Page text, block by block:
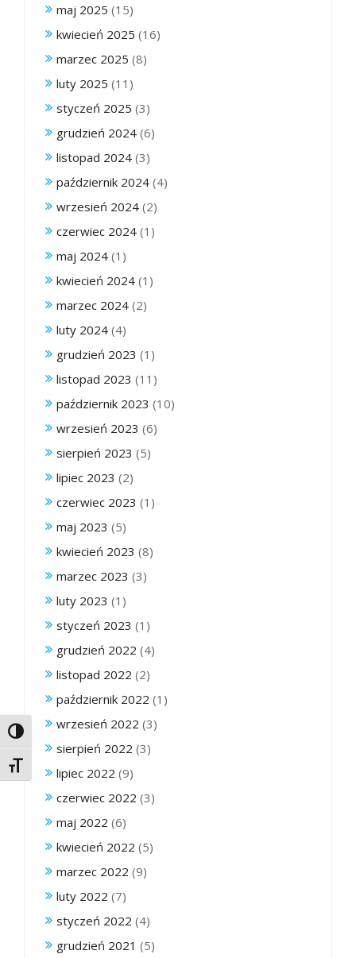
Toggle High Contrast
Toggle Font size
maj 2025 (15)
kwiecień 2025 (16)
marzec 2025 (8)
luty 2025 (11)
styczeń 2025 (3)
grudzień 2024 (6)
listopad 2024 (3)
październik 2024 (4)
wrzesień 2024 (2)
czerwiec 2024 (1)
maj 2024 (1)
kwiecień 2024 (1)
marzec 2024 (2)
luty 2024 (4)
grudzień 2023 (1)
listopad 2023 (11)
październik 2023 (10)
wrzesień 2023 (6)
sierpień 2023 (5)
lipiec 2023 (2)
czerwiec 2023 (1)
maj 2023 (5)
kwiecień 2023 (8)
marzec 2023 (3)
luty 2023 (1)
styczeń 2023 (1)
grudzień 2022 (4)
listopad 2022 (2)
październik 2022 (1)
wrzesień 2022 (3)
sierpień 2022 (3)
lipiec 2022 (9)
czerwiec 2022 (3)
maj 2022 (6)
kwiecień 2022 (5)
marzec 2022 (9)
luty 2022 (7)
styczeń 2022 (4)
grudzień 2021 (5)